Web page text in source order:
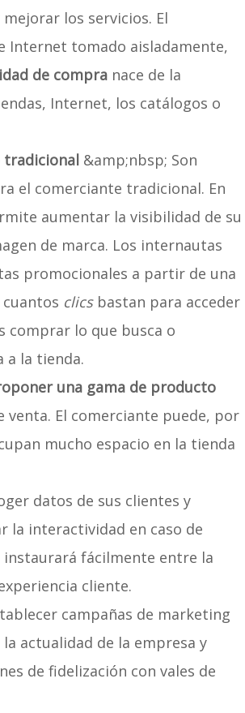
los servicios. El
Internet tomado aisladamente,
de compranace de la
Internet, los catálogos o
tradicional&amp;nbsp; Son
el comerciante tradicional. En
aumentar la visibilidad de su
de marca. Los internautas
promocionales a partir de una
clicsbastan para acceder
comprar lo que busca o
a la tienda.
una gama de producto
El comerciante puede, por
mucho espacio en la tienda
datos de sus clientes y
la interactividad en caso de
instaurará fácilmente entre la
cliente.
campañas de marketing
actualidad de la empresa y
de fidelización con vales de